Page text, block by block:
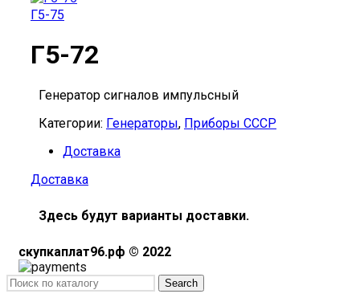
Г5-75
Г5-72
Генератор сигналов импульсный
Категории: Генераторы, Приборы СССР
Доставка
Доставка
Здесь будут варианты доставки.
скупкаплат96.рф © 2022
Search